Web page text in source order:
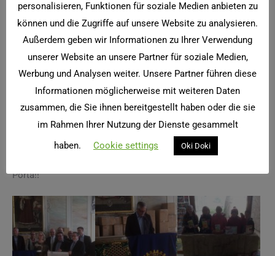
Klassenlektüre behalten darf.
Zur Auswahl stehen Abenteuergeschichten der
Karottenbande, die Erfahrungen des kleinen Hanno und in
„Hamsteralarm“ erlebt Hamster Paule Unvorhersehbares,
obwohl er doch so gerne mit der Familie in Urlaub gefahren
Für Kinder, die aus anderen Ländern zu uns gekommen sind,
gab es sogar ein Lernbuch mit CD-Rom das beim
Spracherwerb helfen soll.
Vielen Dank an die Verantwortlichen des Rotary Club Trier-
Porta!!
personalisieren, Funktionen für soziale Medien anbieten zu
können und die Zugriffe auf unsere Website zu analysieren.
Außerdem geben wir Informationen zu Ihrer Verwendung
unserer Website an unsere Partner für soziale Medien,
Werbung und Analysen weiter. Unsere Partner führen diese
Informationen möglicherweise mit weiteren Daten
zusammen, die Sie ihnen bereitgestellt haben oder die sie
im Rahmen Ihrer Nutzung der Dienste gesammelt
haben.
Cookie settings Oki Doki